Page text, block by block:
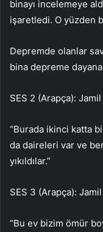
binayı incelemeye
işaretledi. O yüzden
Depremde olanlar
bina depreme
SES 2 (Arapça):
“Burada ikinci katta
da daireleri var ve
yıkıldılar.”
SES 3 (Arapça):
“Bu ev bizim ömür